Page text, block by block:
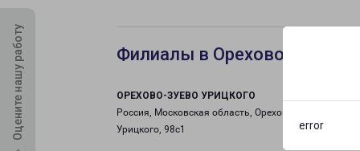
error
Оцените нашу работу Филиалы в Орехово-Зуеве
ОРЕХОВО-ЗУЕВО УРИЦКОГО
Россия, Московская область, Орехово-Зуево, улица
Урицкого, 98с1